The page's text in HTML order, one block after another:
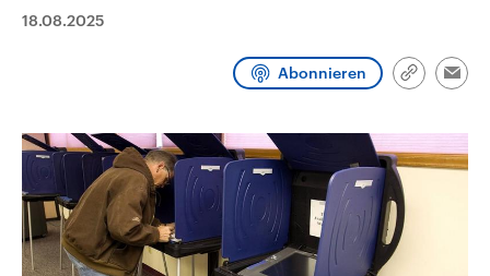
Landtag. Seit 2021 wird das
Wahlprogramme, aktuelle Berichte
und Kandidaten der anstehenden
Wahl.
aktuelle Weltgeschehen.
Audio-Archiv
18.08.2025
Abonnieren
Link